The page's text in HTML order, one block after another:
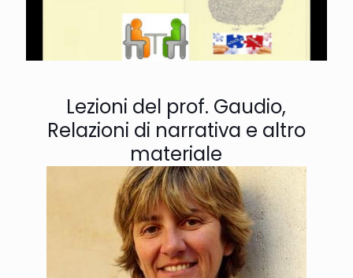
Lezioni del prof. Gaudio,
Relazioni di narrativa e altro
materiale